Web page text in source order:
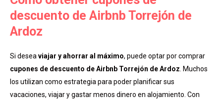
descuento de Airbnb Torrejón de
Ardoz
Si desea viajar y ahorrar al máximo, puede optar por comprar
cupones de descuento de Airbnb Torrejón de Ardoz . Muchos
los utilizan como estrategia para poder planificar sus
vacaciones, viajar y gastar menos dinero en alojamiento. Con